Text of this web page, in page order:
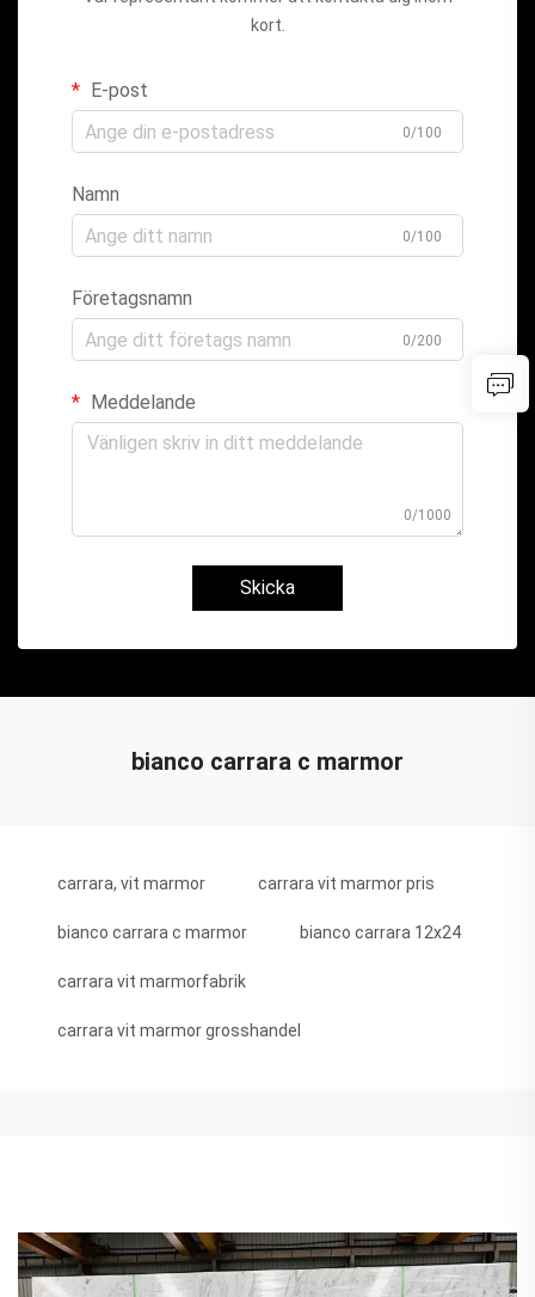
kort.
E-post
0/100
Namn
0/100
Företagsnamn
0/200
Meddelande
0/1000
Skicka
bianco carrara c marmor
carrara, vit marmor carrara vit marmor pris
bianco carrara c marmor bianco carrara 12x24
carrara vit marmorfabrik
carrara vit marmor grosshandel